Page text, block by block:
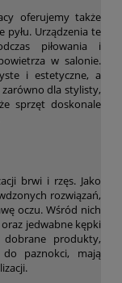
oferujemy także
pyłu. Urządzenia te
piłowania i
w salonie.
i estetyczne, a
dla stylisty,
sprzęt doskonale
brwi i rzęs. Jako
rozwiązań,
oczu. Wśród nich
jedwabne kępki
dobrane produkty,
paznokci, mają